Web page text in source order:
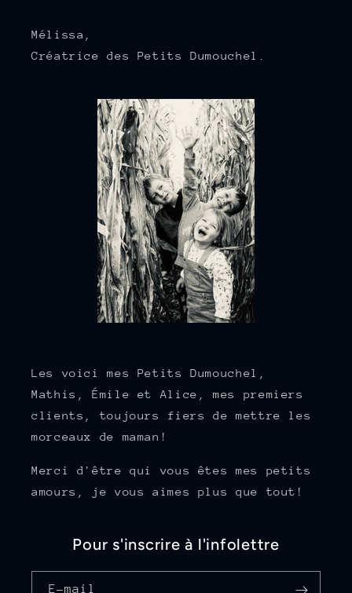
Mélissa,
Créatrice des Petits Dumouchel.
Les voici mes Petits Dumouchel,
Mathis, Émile et Alice, mes premiers
clients, toujours fiers de mettre les
morceaux de maman!
Merci d'être qui vous êtes mes petits
amours, je vous aimes plus que tout!
Pour s'inscrire à l'infolettre
E-mail